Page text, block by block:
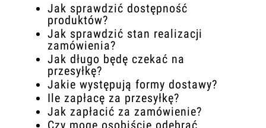
Jak sprawdzić dostępność
produktów?
Jak sprawdzić stan realizacji
zamówienia?
Jak długo będę czekać na
przesyłkę?
Jakie występują formy dostawy?
Ile zapłacę za przesyłkę?
Jak zapłacić za zamówienie?
Czy mogę osobiście odebrać